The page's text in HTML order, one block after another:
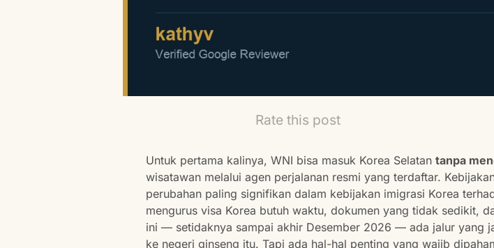
Rate this post
Untuk pertama kalinya, WNI bisa masuk Korea Selatan tanpa
wisatawan melalui agen perjalanan resmi yang terdaftar.
perubahan paling signifikan dalam kebijakan imigrasi Korea
mengurus visa Korea butuh waktu, dokumen yang tidak sedikit,
ini — setidaknya sampai akhir Desember 2026 — ada jalur yang
ke negeri ginseng itu. Tapi ada hal-hal penting yang wajib